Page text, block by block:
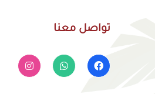
تواصل معنا